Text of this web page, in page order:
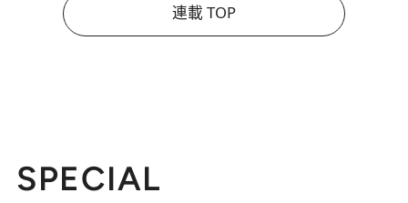
連載 TOP
SPECIAL